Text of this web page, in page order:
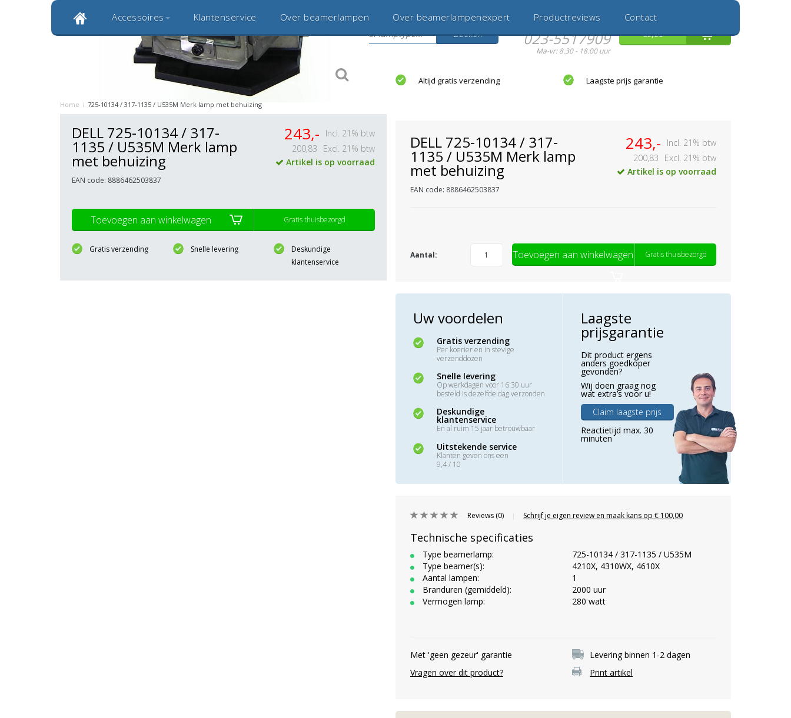
Inloggen
Klantbeoordeling 9,0
Bekijk alle 1000+ reviews
Zoeken
Hulp nodig?
023-5517909
Ma-vr: 8.30 - 18.00 uur
€0,00
Accessoires Klantenservice Over beamerlampen Over beamerlampenexpert Productreviews Contact
Originele kwaliteitsproducten 20 jaar betrouwbaar en ervaren Altijd gratis verzending Laagste prijs garantie
Home / 725-10134 / 317-1135 / U535M Merk lamp met behuizing
DELL 725-10134 / 317-
1135 / U535M Merk lamp
met behuizing
EAN code: 8886462503837
243,-
Incl. 21% btw
200,83
Excl. 21% btw
Artikel is op voorraad
Toevoegen aan winkelwagen Gratis thuisbezorgd
Gratis verzending Snelle levering
Deskundige
klantenservice
DELL 725-10134 / 317-
1135 / U535M Merk lamp
met behuizing
EAN code: 8886462503837
243,-
Incl. 21% btw
200,83
Excl. 21% btw
Artikel is op voorraad
Aantal: Toevoegen aan winkelwagen Gratis thuisbezorgd
Uw voordelen
Gratis verzending
Per koerier en in stevige
verzenddozen
Snelle levering
Op werkdagen voor 16:30 uur
besteld is dezelfde dag verzonden
Deskundige
klantenservice
En al ruim 15 jaar betrouwbaar
Uitstekende service
Klanten geven ons een
9,4 / 10
Laagste
prijsgarantie
Dit product ergens
anders goedkoper
gevonden?
Wij doen graag nog
wat extra’s voor u!
Claim laagste prijs
Reactietijd max. 30
minuten
Reviews (0) Schrijf je eigen review en maak kans op € 100,00
Technische specificaties
Type beamerlamp:
725-10134 / 317-1135 / U535M
Type beamer(s):
4210X, 4310WX, 4610X
Aantal lampen:
1
Branduren (gemiddeld):
2000 uur
Vermogen lamp:
280 watt
Met 'geen gezeur' garantie
Levering binnen 1-2 dagen
Vragen over dit product?
Print artikel